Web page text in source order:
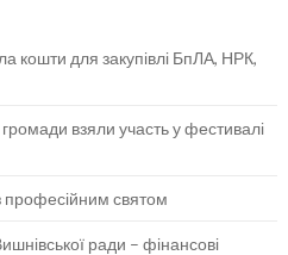
кошти для закупівлі БпЛА, НРК,
взяли участь у фестивалі
професійним святом
ради – фінансові